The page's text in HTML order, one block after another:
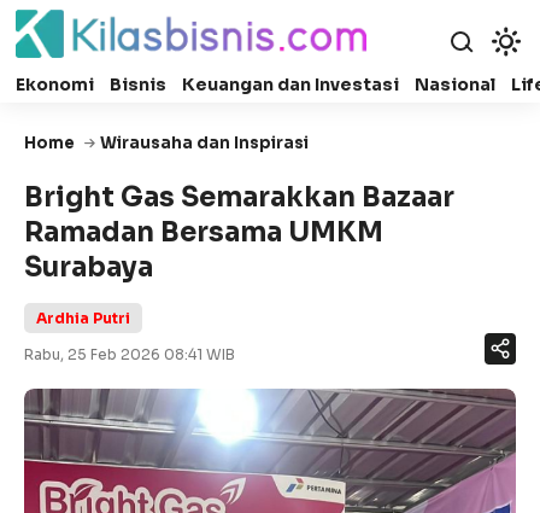
Ekonomi Bisnis Keuangan dan Investasi Nasional
Home Wirausaha dan Inspirasi
Bright Gas Semarakkan Bazaar
Ramadan Bersama UMKM
Surabaya
Ardhia Putri
Rabu, 25 Feb 2026 08:41 WIB